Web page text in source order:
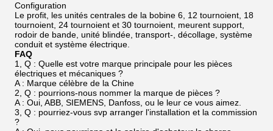
Configuration
Le profit, les unités centrales de la bobine 6, 12 tournoient, 18
tournoient, 24 tournoient et 30 tournoient, meurent support,
rodoir de bande, unité blindée, transport-, décollage, système
conduit et système électrique.
FAQ
1, Q : Quelle est votre marque principale pour les pièces
électriques et mécaniques ?
A : Marque célèbre de la Chine
2, Q : pourrions-nous nommer la marque de pièces ?
A : Oui, ABB, SIEMENS, Danfoss, ou le leur ce vous aimez.
3, Q : pourriez-vous svp arranger l'installation et la commission
?